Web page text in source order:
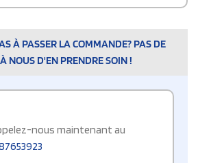
À PASSER LA COMMANDE? PAS DE
NOUS D'EN PRENDRE SOIN !
nous maintenant au